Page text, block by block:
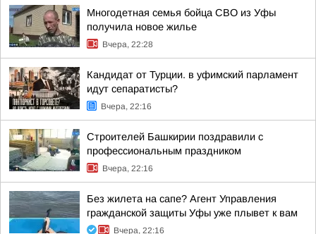
Многодетная семья бойца СВО из Уфы
получила новое жилье
Вчера, 22:28
Кандидат от Турции. в уфимский парламент
идут сепаратисты?
Вчера, 22:16
Строителей Башкирии поздравили с
профессиональным праздником
Вчера, 22:16
Без жилета на сапе? Агент Управления
гражданской защиты Уфы уже плывет к вам
Вчера, 22:16